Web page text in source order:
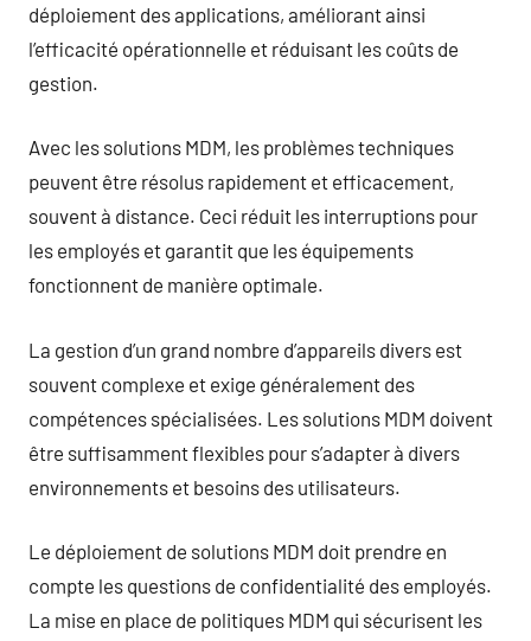
déploiement des applications, améliorant ainsi
l’efficacité opérationnelle et réduisant les coûts de
gestion.
Avec les solutions MDM, les problèmes techniques
peuvent être résolus rapidement et efficacement,
souvent à distance. Ceci réduit les interruptions pour
les employés et garantit que les équipements
fonctionnent de manière optimale.
La gestion d’un grand nombre d’appareils divers est
souvent complexe et exige généralement des
compétences spécialisées. Les solutions MDM doivent
être suffisamment flexibles pour s’adapter à divers
environnements et besoins des utilisateurs.
Le déploiement de solutions MDM doit prendre en
compte les questions de confidentialité des employés.
La mise en place de politiques MDM qui sécurisent les